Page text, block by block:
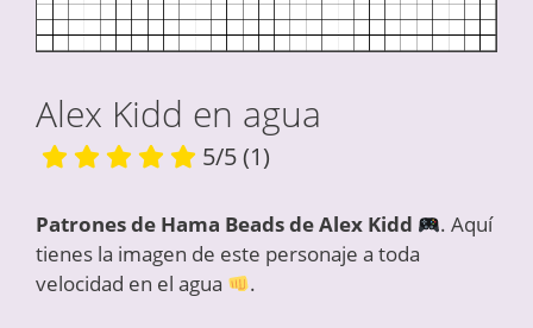
Alex Kidd en agua
5/5(1)
Patrones de Hama Beads de Alex Kidd
. Aquí
tienes la imagen de este personaje a toda
velocidad en el agua
.